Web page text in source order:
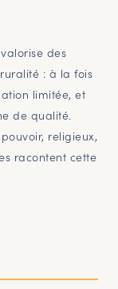
des
: à la fois
limitée, et
de qualité.
religieux,
racontent cette